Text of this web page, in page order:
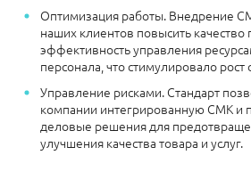
Оптимизация работы. Внедрение
наших клиентов повысить качество
эффективность управления
персонала, что стимулировало
Управление рисками. Стандарт
компании интегрированную СМК и
деловые решения для
улучшения качества товара и услуг.